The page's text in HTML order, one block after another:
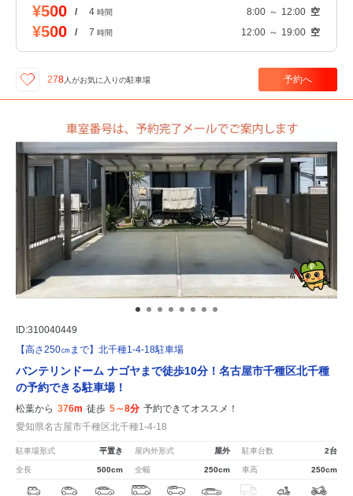
¥500 / 4 時間 8:00 ～ 12:00 空
¥500 / 7 時間 12:00 ～ 19:00 空
278 人がお気に入りの駐車場 予約へ
ID:310040449
【高さ250㎝まで】北千種1-4-18駐車場
バンテリンドーム ナゴヤまで徒歩10分！名古屋市千種区北千種
の予約できる駐車場！
松葉から 376m 徒歩 5～8分 予約できてオススメ！
愛知県名古屋市千種区北千種1-4-18
駐車場形式 平置き 屋内外形式 屋外 駐車台数 2台
全長 500cm 全幅 250cm 車高 250cm